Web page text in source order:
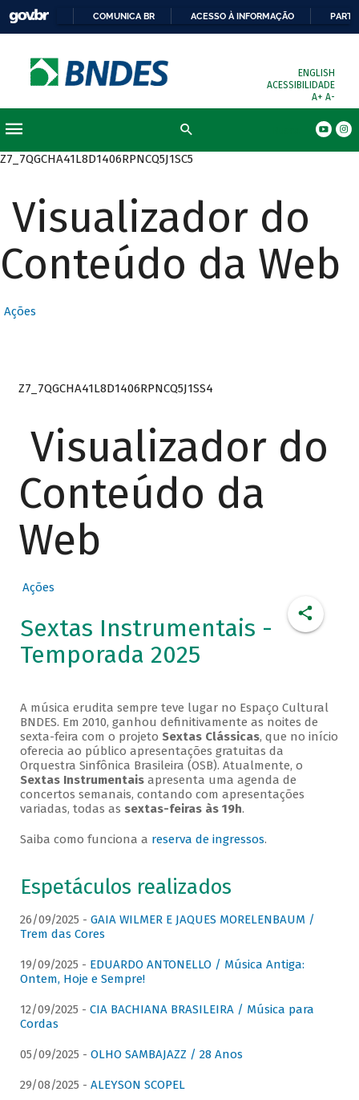
COMUNICA BR ACESSO À INFORMAÇÃO
ENGLISH
ACESSIBILIDADE
A+ A-
Z7_7QGCHA41L8D1406RPNCQ5J1SC5
Visualizador do
Conteúdo da Web
Ações
Z7_7QGCHA41L8D1406RPNCQ5J1SS4
Visualizador do
Conteúdo da
Web
Ações
Sextas Instrumentais -
Temporada 2025
A música erudita sempre teve lugar no Espaço Cultural
BNDES. Em 2010, ganhou definitivamente as noites de
sexta-feira com o projeto Sextas Clássicas, que no início
oferecia ao público apresentações gratuitas da
Orquestra Sinfônica Brasileira (OSB). Atualmente, o
Sextas Instrumentaisapresenta uma agenda de
concertos semanais, contando com apresentações
variadas, todas as sextas-feiras às 19h.
Saiba como funciona a reserva de ingressos.
Espetáculos realizados
26/09/2025 - GAIA WILMER E JAQUES MORELENBAUM /
Trem das Cores
19/09/2025 - EDUARDO ANTONELLO / Música Antiga:
Ontem, Hoje e Sempre!
12/09/2025 - CIA BACHIANA BRASILEIRA / Música para
Cordas
05/09/2025 - OLHO SAMBAJAZZ / 28 Anos
29/08/2025 - ALEYSON SCOPEL